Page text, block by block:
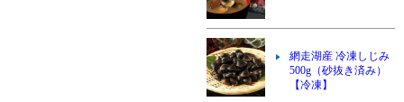
網走湖産 冷凍しじみ
500g（砂抜き済み）
【冷凍】